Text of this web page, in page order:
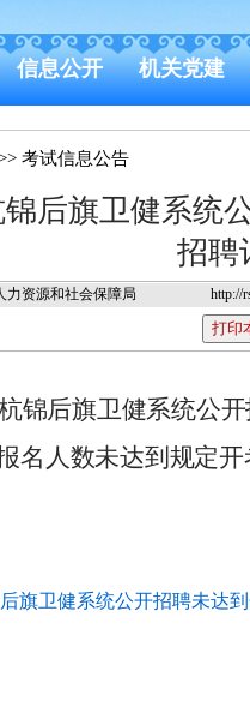
信息公开 机关党建
考试信息公告
锦后旗卫健系统
招聘
力资源和社会保障局 http://
锦后旗卫健系统公开
名人数未达到规定开
旗卫健系统公开招聘未达